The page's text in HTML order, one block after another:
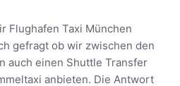
Flughafen Taxi München
gefragt ob wir zwischen den
auch einen Shuttle Transfer
anbieten. Die Antwort